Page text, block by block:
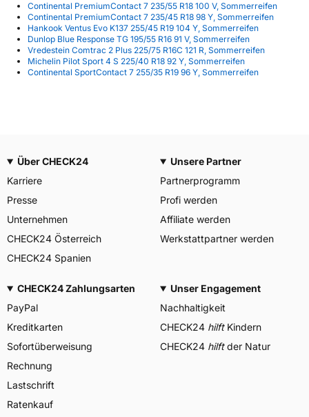
Continental PremiumContact 7 235/55 R18 100 V, Sommerreifen
Continental PremiumContact 7 235/45 R18 98 Y, Sommerreifen
Hankook Ventus Evo K137 255/45 R19 104 Y, Sommerreifen
Dunlop Blue Response TG 195/55 R16 91 V, Sommerreifen
Vredestein Comtrac 2 Plus 225/75 R16C 121 R, Sommerreifen
Michelin Pilot Sport 4 S 225/40 R18 92 Y, Sommerreifen
Continental SportContact 7 255/35 R19 96 Y, Sommerreifen
Über CHECK24
Karriere
Presse
Unternehmen
CHECK24 Österreich
CHECK24 Spanien
Unsere Partner
Partnerprogramm
Profi werden
Affiliate werden
Werkstattpartner werden
CHECK24 Zahlungsarten
PayPal
Kreditkarten
Sofortüberweisung
Rechnung
Lastschrift
Ratenkauf
Unser Engagement
Nachhaltigkeit
CHECK24 hilftKindern
CHECK24 hilftder Natur